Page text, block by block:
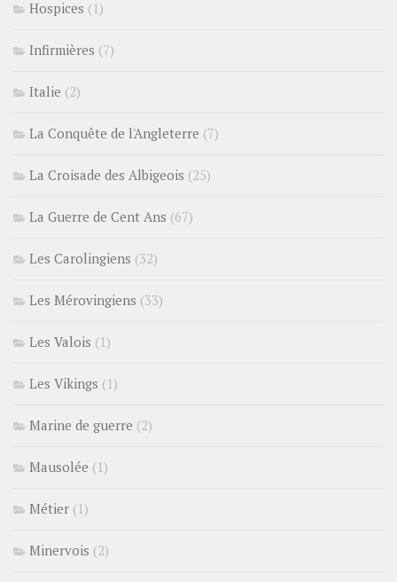
Hospices (1)
Infirmières (7)
Italie (2)
La Conquête de l'Angleterre (7)
La Croisade des Albigeois (25)
La Guerre de Cent Ans (67)
Les Carolingiens (32)
Les Mérovingiens (33)
Les Valois (1)
Les Vikings (1)
Marine de guerre (2)
Mausolée (1)
Métier (1)
Minervois (2)